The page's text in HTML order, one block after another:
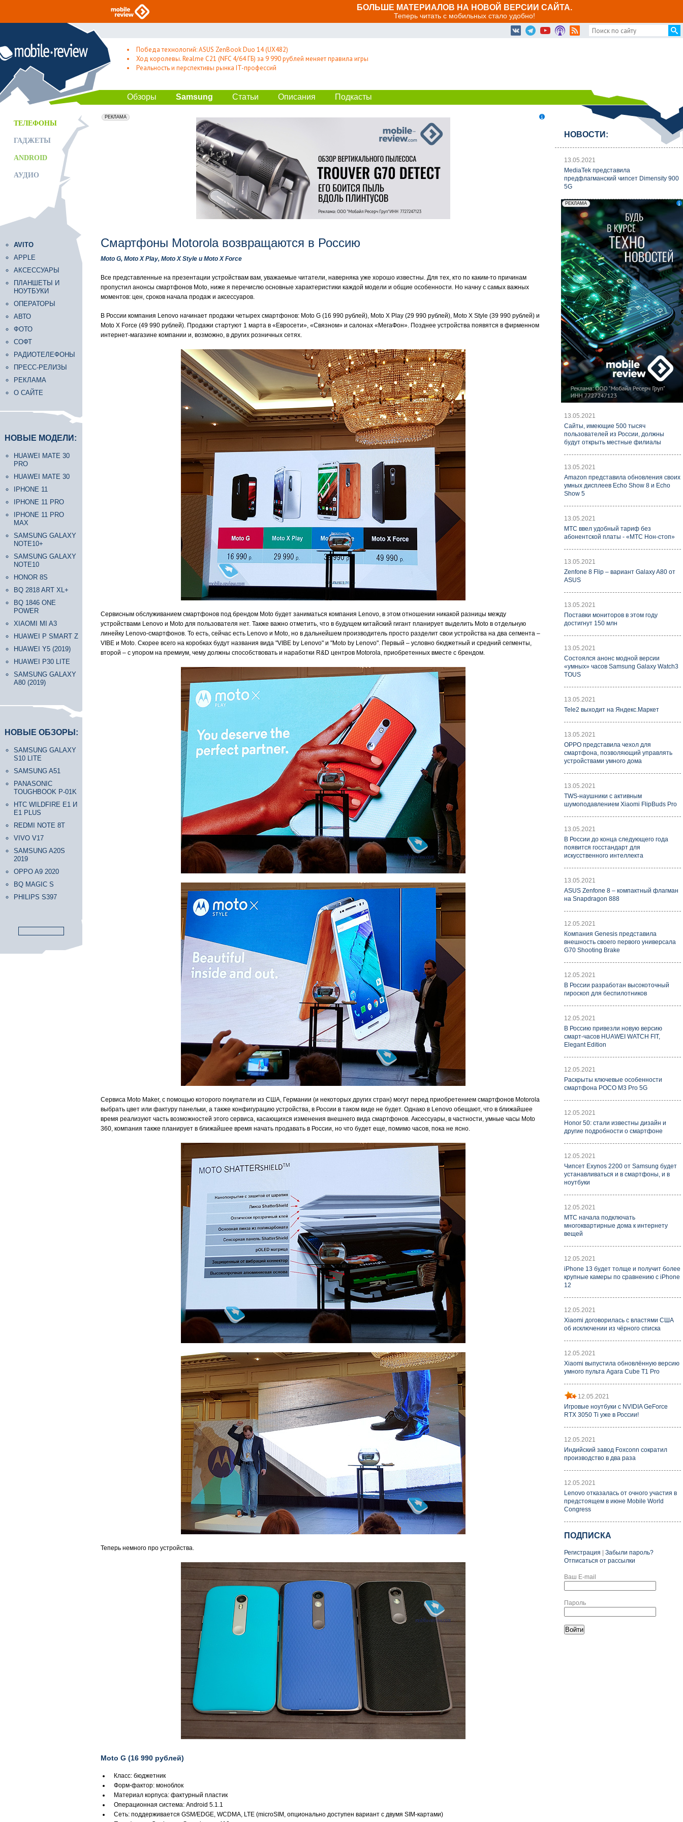
БОЛЬШЕ МАТЕРИАЛОВ НА НОВОЙ ВЕРСИИ САЙТА.
Теперь читать с мобильных стало удобно!
Победа технологий: ASUS ZenBook Duo 14 (UX482)
Ход королевы. Realme C21 (NFC 4/64 ГБ) за 9 990 рублей меняет правила игры
Реальность и перспективы рынка IT-профессий
Обзоры Samsung Статьи Описания Подкасты
ТЕЛЕФОНЫ
ГАДЖЕТЫ
ANDROID
АУДИО
AVITO
APPLE
АКСЕССУАРЫ
ПЛАНШЕТЫ И
НОУТБУКИ
ОПЕРАТОРЫ
АВТО
ФОТО
СОФТ
РАДИОТЕЛЕФОНЫ
ПРЕСС-РЕЛИЗЫ
РЕКЛАМА
О САЙТЕ
НОВЫЕ МОДЕЛИ:
HUAWEI MATE 30
PRO
HUAWEI MATE 30
IPHONE 11
IPHONE 11 PRO
IPHONE 11 PRO
MAX
SAMSUNG GALAXY
NOTE10+
SAMSUNG GALAXY
NOTE10
HONOR 8S
BQ 2818 ART XL+
BQ 1846 ONE
POWER
XIAOMI MI A3
HUAWEI P SMART Z
HUAWEI Y5 (2019)
HUAWEI P30 LITE
SAMSUNG GALAXY
A80 (2019)
НОВЫЕ ОБЗОРЫ:
SAMSUNG GALAXY
S10 LITE
SAMSUNG A51
PANASONIC
TOUGHBOOK P-01K
HTC WILDFIRE E1 И
E1 PLUS
REDMI NOTE 8T
VIVO V17
SAMSUNG A20S
2019
OPPO A9 2020
BQ MAGIC S
PHILIPS S397
erid: 2VfnxxmNzs5
РЕКЛАМА
Смартфоны Motorola возвращаются в Россию
Moto G, Moto X Play, Moto X Style и Moto X Force
Все представленные на презентации устройствам вам, уважаемые читатели, наверняка уже хорошо известны. Для тех, кто по каким-то причинам
пропустил анонсы смартфонов Moto, ниже я перечислю основные характеристики каждой модели и общие особенности. Но начну с самых важных
моментов: цен, сроков начала продаж и аксессуаров.
В России компания Lenovo начинает продажи четырех смартфонов: Moto G (16 990 рублей), Moto X Play (29 990 рублей), Moto X Style (39 990 рублей) и
Moto X Force (49 990 рублей). Продажи стартуют 1 марта в «Евросети», «Связном» и салонах «МегаФон». Позднее устройства появятся в фирменном
интернет-магазине компании и, возможно, в других розничных сетях.
Сервисным обслуживанием смартфонов под брендом Moto будет заниматься компания Lenovo, в этом отношении никакой разницы между
устройствами Lenovo и Moto для пользователя нет. Также важно отметить, что в будущем китайский гигант планирует выделить Moto в отдельную
линейку Lenovo-смартфонов. То есть, сейчас есть Lenovo и Moto, но в дальнейшем производитель просто разделит свои устройства на два сегмента –
VIBE и Moto. Скорее всего на коробках будут названия вида "VIBE by Lenovo" и "Moto by Lenovo". Первый – условно бюджетный и средний сегменты,
второй – с упором на премиум, чему должны способствовать и наработки R&D центров Motorola, приобретенных вместе с брендом.
Сервиса Moto Maker, с помощью которого покупатели из США, Германии (и некоторых других стран) могут перед приобретением смартфонов Motorola
выбрать цвет или фактуру панельки, а также конфигурацию устройства, в России в таком виде не будет. Однако в Lenovo обещают, что в ближайшее
время реализуют часть возможностей этого сервиса, касающихся изменения внешнего вида смартфонов. Аксессуары, в частности, умные часы Moto
360, компания также планирует в ближайшее время начать продавать в России, но что будет еще, помимо часов, пока не ясно.
Теперь немного про устройства.
Moto G (16 990 рублей)
Класс: бюджетник
Форм-фактор: моноблок
Материал корпуса: фактурный пластик
Операционная система: Android 5.1.1
Сеть: поддерживается GSM/EDGE, WCDMA, LTE (microSIM, опционально доступен вариант с двумя SIM-картами)
НОВОСТИ:
13.05.2021
MediaTek представила
предфлагманский чипсет Dimensity 900
5G
13.05.2021
Cайты, имеющие 500 тысяч
пользователей из России, должны
будут открыть местные филиалы
13.05.2021
Amazon представила обновления своих
умных дисплеев Echo Show 8 и Echo
Show 5
13.05.2021
МТС ввел удобный тариф без
абонентской платы - «МТС Нон-стоп»
13.05.2021
Zenfone 8 Flip – вариант Galaxy A80 от
ASUS
13.05.2021
Поставки мониторов в этом году
достигнут 150 млн
13.05.2021
Состоялся анонс модной версии
«умных» часов Samsung Galaxy Watch3
TOUS
13.05.2021
Tele2 выходит на Яндекс.Маркет
13.05.2021
OPPO представила чехол для
смартфона, позволяющий управлять
устройствами умного дома
13.05.2021
TWS-наушники с активным
шумоподавлением Xiaomi FlipBuds Pro
13.05.2021
В России до конца следующего года
появится госстандарт для
искусственного интеллекта
13.05.2021
ASUS Zenfone 8 – компактный флагман
на Snapdragon 888
12.05.2021
Компания Genesis представила
внешность своего первого универсала
G70 Shooting Brake
12.05.2021
В России разработан высокоточный
гироскоп для беспилотников
12.05.2021
В Россию привезли новую версию
смарт-часов HUAWEI WATCH FIT,
Elegant Edition
12.05.2021
Раскрыты ключевые особенности
смартфона POCO M3 Pro 5G
12.05.2021
Honor 50: стали известны дизайн и
другие подробности о смартфоне
12.05.2021
Чипсет Exynos 2200 от Samsung будет
устанавливаться и в смартфоны, и в
ноутбуки
12.05.2021
МТС начала подключать
многоквартирные дома к интернету
вещей
12.05.2021
iPhone 13 будет толще и получит более
крупные камеры по сравнению с iPhone
12
12.05.2021
Xiaomi договорилась с властями США
об исключении из чёрного списка
12.05.2021
Xiaomi выпустила обновлённую версию
умного пульта Agara Cube T1 Pro
12.05.2021
Игровые ноутбуки с NVIDIA GeForce
RTX 3050 Ti уже в России!
12.05.2021
Индийский завод Foxconn сократил
производство в два раза
12.05.2021
Lenovo отказалась от очного участия в
предстоящем в июне Mobile World
Congress
ПОДПИСКА
Регистрация
Забыли пароль?
Отписаться от рассылки
Ваш E-mail
Пароль